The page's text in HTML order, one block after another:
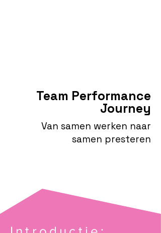
Team Performance
Journey
Van samen werken naar
samen presteren